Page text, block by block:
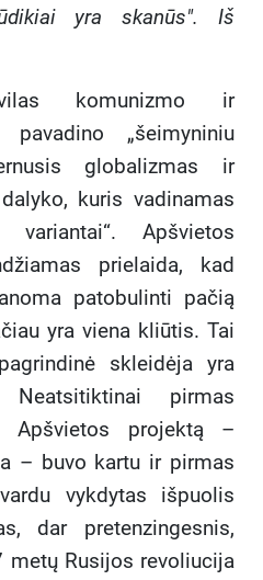
yra skanūs". Iš
komunizmo ir
„šeimyniniu
globalizmas ir
kuris vadinamas
variantai“. Apšvietos
prielaida, kad
patobulinti pačią
yra viena kliūtis. Tai
skleidėja yra
Neatsitiktinai pirmas
Apšvietos projektą –
– buvo kartu ir pirmas
vykdytas išpuolis
dar pretenzingesnis,
metų Rusijos revoliucija